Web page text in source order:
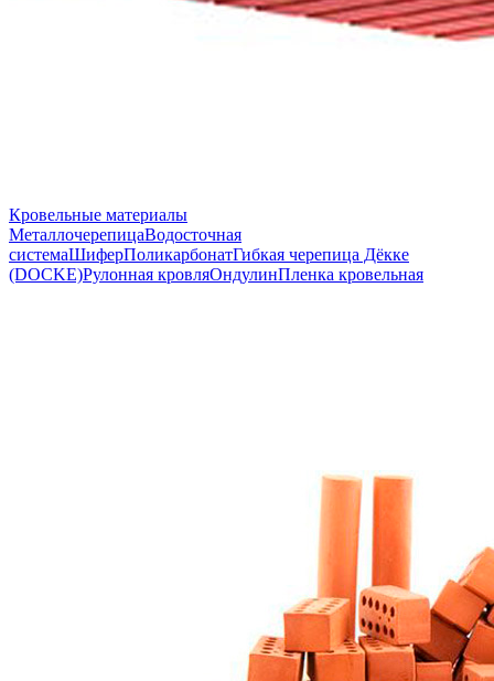
Кровельные материалы
МеталлочерепицаВодосточная
системаШиферПоликарбонатГибкая черепица Дёкке
(DOCKE)Рулонная кровляОндулинПленка кровельная